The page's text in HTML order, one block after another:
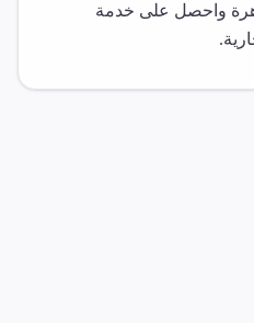
واحصل على خدمة